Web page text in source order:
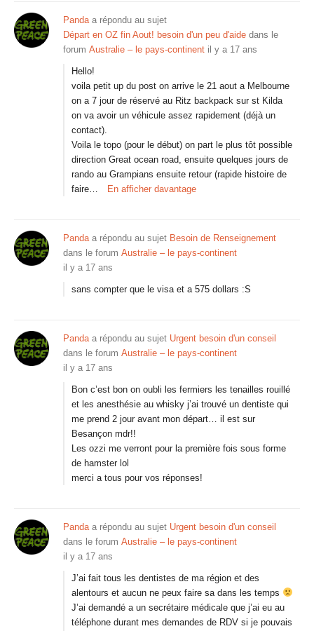
Pandaa répondu au sujet
Départ en OZ fin Aout! besoin d'un peu d'aide dans le
forum Australie – le pays-continent il y a 17 ans
Hello!
voila petit up du post on arrive le 21 aout a Melbourne
on a 7 jour de réservé au Ritz backpack sur st Kilda
on va avoir un véhicule assez rapidement (déjà un
contact).
Voila le topo (pour le début) on part le plus tôt possible
direction Great ocean road, ensuite quelques jours de
rando au Grampians ensuite retour (rapide histoire de
faire…
En afficher davantage
Pandaa répondu au sujet Besoin de Renseignement
dans le forum Australie – le pays-continent
il y a 17 ans
sans compter que le visa et a 575 dollars :S
Pandaa répondu au sujet Urgent besoin d'un conseil
dans le forum Australie – le pays-continent
il y a 17 ans
Bon c’est bon on oubli les fermiers les tenailles rouillé
et les anesthésie au whisky j’ai trouvé un dentiste qui
me prend 2 jour avant mon départ… il est sur
Besançon mdr!!
Les ozzi me verront pour la première fois sous forme
de hamster lol
merci a tous pour vos réponses!
Pandaa répondu au sujet Urgent besoin d'un conseil
dans le forum Australie – le pays-continent
il y a 17 ans
J’ai fait tous les dentistes de ma région et des
alentours et aucun ne peux faire sa dans les temps
J’ai demandé a un secrétaire médicale que j’ai eu au
téléphone durant mes demandes de RDV si je pouvais